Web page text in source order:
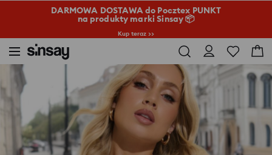
DARMOWA DOSTAWA do Pocztex PUNKT
na produkty marki Sinsay 📦
Kup teraz >>
Sinsay Body z długimi rękawami